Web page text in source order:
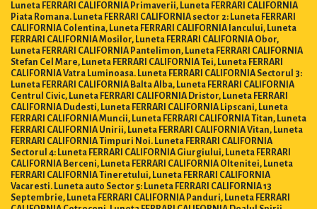
Luneta FERRARI CALIFORNIA Primaverii, Luneta FERRARI CALIFORNIA
Piata Romana. Luneta FERRARI CALIFORNIA sector 2: Luneta FERRARI
CALIFORNIA Colentina, Luneta FERRARI CALIFORNIA Iancului, Luneta
FERRARI CALIFORNIA Mosilor, Luneta FERRARI CALIFORNIA Obor,
Luneta FERRARI CALIFORNIA Pantelimon, Luneta FERRARI CALIFORNIA
Stefan Cel Mare, Luneta FERRARI CALIFORNIA Tei, Luneta FERRARI
CALIFORNIA Vatra Luminoasa. Luneta FERRARI CALIFORNIA Sectorul 3:
Luneta FERRARI CALIFORNIA Balta Alba, Luneta FERRARI CALIFORNIA
Centrul Civic, Luneta FERRARI CALIFORNIA Dristor, Luneta FERRARI
CALIFORNIA Dudesti, Luneta FERRARI CALIFORNIA Lipscani, Luneta
FERRARI CALIFORNIA Muncii, Luneta FERRARI CALIFORNIA Titan, Luneta
FERRARI CALIFORNIA Unirii, Luneta FERRARI CALIFORNIA Vitan, Luneta
FERRARI CALIFORNIA Timpuri Noi. Luneta FERRARI CALIFORNIA
Sectorul 4: Luneta FERRARI CALIFORNIA Giurgiului, Luneta FERRARI
CALIFORNIA Berceni, Luneta FERRARI CALIFORNIA Oltenitei, Luneta
FERRARI CALIFORNIA Tineretului, Luneta FERRARI CALIFORNIA
Vacaresti. Luneta auto Sector 5: Luneta FERRARI CALIFORNIA 13
Septembrie, Luneta FERRARI CALIFORNIA Panduri, Luneta FERRARI